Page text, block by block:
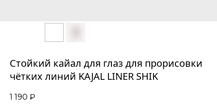
Стойкий кайал для глаз для прорисовки
чётких линий KAJAL LINER SHIK
1 190 ₽